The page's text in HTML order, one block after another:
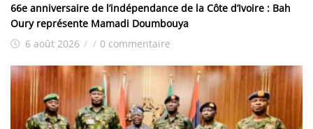
66e anniversaire de l’indépendance de la Côte d’Ivoire : Bah
Oury représente Mamadi Doumbouya
6 août 2026 / / 0 commentaire